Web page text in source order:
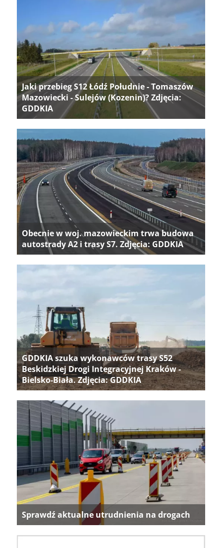
Jaki przebieg S12 Łódź Południe - Tomaszów
Mazowiecki - Sulejów (Kozenin)? Zdjęcia:
GDDKIA
Obecnie w woj. mazowieckim trwa budowa
autostrady A2 i trasy S7. Zdjęcia: GDDKIA
GDDKIA szuka wykonawców trasy S52
Beskidzkiej Drogi Integracyjnej Kraków -
Bielsko-Biała. Zdjęcia: GDDKIA
Sprawdź aktualne utrudnienia na drogach